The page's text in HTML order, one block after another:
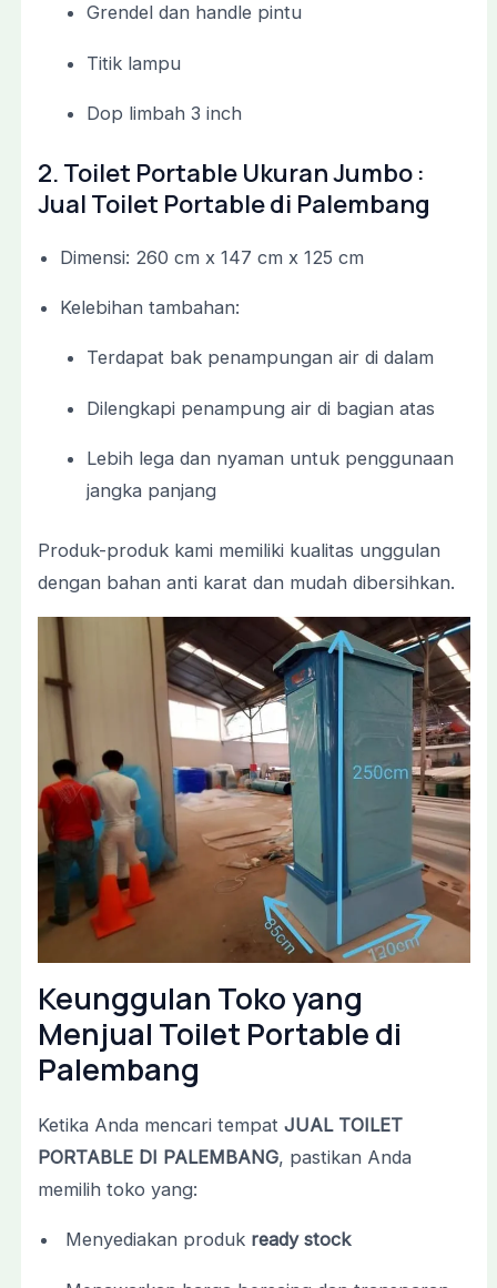
Grendeldan handle pintu
Titik lampu
Dop limbah3inch
2. Toilet Portable UkuranJumbo :
Jual Toilet Portable di Palembang
Dimensi: 260 cm x 147 cm x 125 cm
Kelebihan tambahan:
Terdapat bak penampunganairdidalam
Dilengkapi penampungairdi bagianatas
Lebih legadan nyaman untuk penggunaan
jangka panjang
Produk-produk kami memiliki kualitas unggulan
dengan bahan anti karat dan mudah dibersihkan.
Keunggulan Tokoyang
Menjual Toilet Portabledi
Palembang
Ketika Anda mencari tempat JUAL TOILET
PORTABLE DI PALEMBANG, pastikan Anda
memilih toko yang:
Menyediakan produk ready stock